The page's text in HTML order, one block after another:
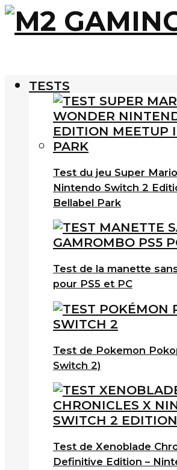
TESTS
Test du jeu Super
Nintendo Switch 2
Bellabel Park
Test de la manette
pour PS5 et PC
Test de Pokemon
Switch 2)
Test de Xenoblade
Definitive Edition –